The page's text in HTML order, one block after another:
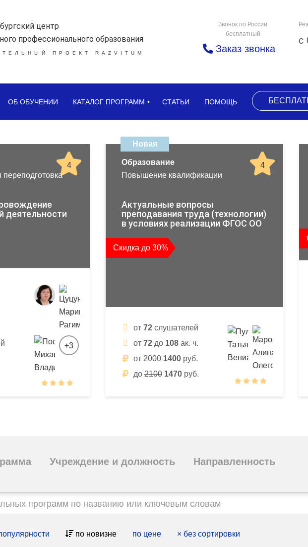
центр
профессионального образования
ПРОЕКТ RAZVITUM
Звонок по России
бесплатный
Заказ звонка
с
ОБ ОБУЧЕНИИ КАТАЛОГ ПРОГРАММ СТАТЬИ ПОМОЩЬ
4
деятельности
+3
Новая
4
Образование
Повышение квалификации
Актуальные вопросы
преподавания труда (технологии)
в условиях реализации ФГОС ОО
Скидка до 30%
от 72 слушателей
от 72 до 108 ак. ч.
от 2000 1400 руб.
до 2100 1470 руб.
Учреждение и должность Направленность
по новизне по цене × без сортировки